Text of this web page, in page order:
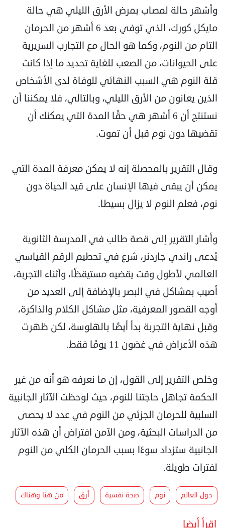
وأشهر حالة لمصاب بمرض الأرق الليلي هي حالة
مايكل كورك، الذي توفي بعد 6 أشهر من الحرمان
التام من النوم، وكما هو الحال مع التجارب السريرية
على الحيوانات، من الصعب للغاية تحديد ما إذا كانت
قلة النوم هي السبب النهائي للوفاة لدى الأشخاص
الذين يعانون من الأرق الليلي، وبالتالي، فلا يمكننا أن
نستنتج أن 6 أشهر هي حقًا المدة التي يمكنك أن
تقضيها دون نوم قبل أن تموت.
وقال التقرير بالمحصلة إنه لا يمكن معرفة المدة التي
يمكن أن يبقى فيها الإنسان على قيد الحياة دون
نوم، فعلم النوم لا يزال بسيطا.
وأشار التقرير إلى قصة طالب في المدرسة الثانوية
يُدعى راندي جاردنر، شرع في تحطيم الرقم القياسي
العالمي لأطول وقت يقضيه مستيقظًا، وأثناء التجربة،
أصيب بمشاكل في البصر بالإضافة إلى العديد من
أوجه القصور المعرفية، مثل مشاكل الكلام والذاكرة،
وقبل نهاية التجربة بدأ أيضًا بالهلوسة، لكن ظهرت
هذه الأعراض في غضون 11 يومًا فقط.
وخلص التقرير إلى القول، إن ما نعرفه هو أنه من غير
الحكمة تجاهل حاجتنا للنوم، حيث لوحظت الآثار الجانبية
السلبية للحرمان الجزئي من النوم في عدد لا يحصى
من الدراسات البحثية، ومن الآمن افتراض أن هذه الآثار
الجانبية ستزداد سوءًا بسبب الحرمان الكلي من النوم
لفترات طويلة.
حول العالم نوم صحة نفسية أرق من هنا وهناك
اقرأ أيضا